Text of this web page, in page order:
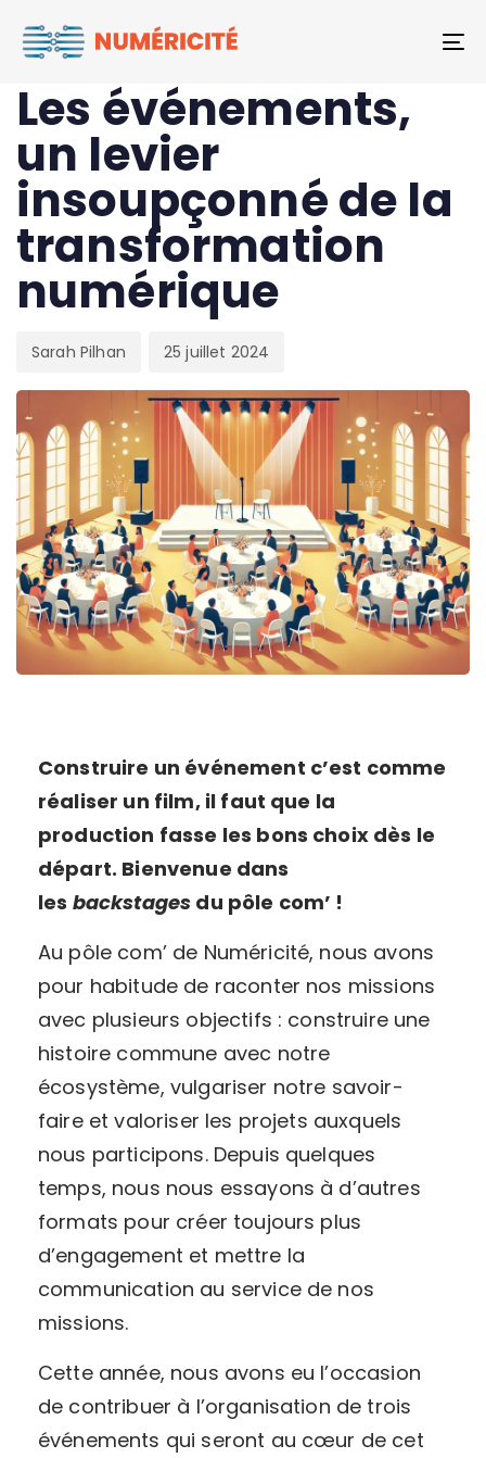
IN:
ARTICLE
Les événements,
un levier
insoupçonné de la
transformation
numérique
Sarah Pilhan
on:
25 juillet 2024
Construire un événement c’est comme
réaliser un film, il faut que la
production fasse les bons choix dès le
départ. Bienvenue dans
les backstages du pôle com’ !
Au pôle com’ de Numéricité, nous avons
pour habitude de raconter nos missions
avec plusieurs objectifs : construire une
histoire commune avec notre
écosystème, vulgariser notre savoir-
faire et valoriser les projets auxquels
nous participons. Depuis quelques
temps, nous nous essayons à d’autres
formats pour créer toujours plus
d’engagement et mettre la
communication au service de nos
missions.
Cette année, nous avons eu l’occasion
de contribuer à l’organisation de trois
événements qui seront au cœur de cet